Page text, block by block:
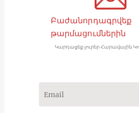
Բաժանորդագրվեք
թարմացումներին
Կարդացեք լուրեր Հարավային